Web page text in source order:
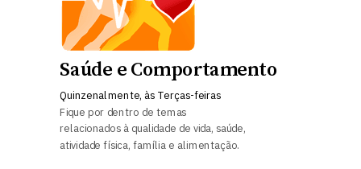
Saúde e Comportamento
Quinzenalmente, às Terças-feiras
Fique por dentro de temas
relacionados à qualidade de vida, saúde,
atividade física, família e alimentação.